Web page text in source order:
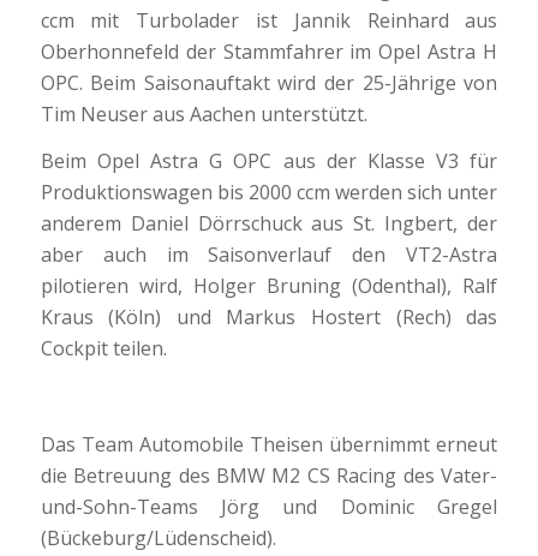
ccm mit Turbolader ist Jannik Reinhard aus
Oberhonnefeld der Stammfahrer im Opel Astra H
OPC. Beim Saisonauftakt wird der 25-Jährige von
Tim Neuser aus Aachen unterstützt.
Beim Opel Astra G OPC aus der Klasse V3 für
Produktionswagen bis 2000 ccm werden sich unter
anderem Daniel Dörrschuck aus St. Ingbert, der
aber auch im Saisonverlauf den VT2-Astra
pilotieren wird, Holger Bruning (Odenthal), Ralf
Kraus (Köln) und Markus Hostert (Rech) das
Cockpit teilen.
Das Team Automobile Theisen übernimmt erneut
die Betreuung des BMW M2 CS Racing des Vater-
und-Sohn-Teams Jörg und Dominic Gregel
(Bückeburg/Lüdenscheid).